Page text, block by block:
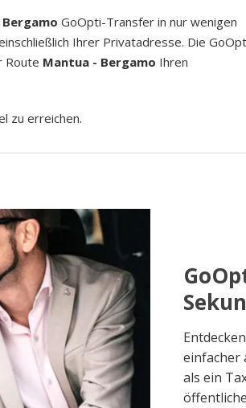
GoOpti-Transfer in nur wenigen
Ihrer Privatadresse. Die
Route Mantua - Bergamo Ihren
zu erreichen.
einfacher
als ein